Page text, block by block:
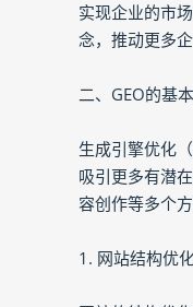
实现企业的市
念，推动更多
二、GEO的基
生成引擎优化
吸引更多有潜
容创作等多个
1. 网站结构优